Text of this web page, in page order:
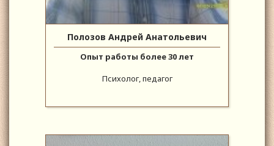
Полозов Андрей Анатольевич
Опыт работы более 30 лет
Психолог, педагог